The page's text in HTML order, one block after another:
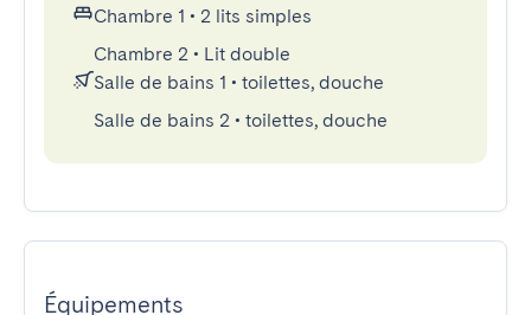
Chambre 1 • 2 lits simples
Chambre 2 • Lit double
Salle de bains 1 • toilettes, douche
Salle de bains 2 • toilettes, douche
Équipements